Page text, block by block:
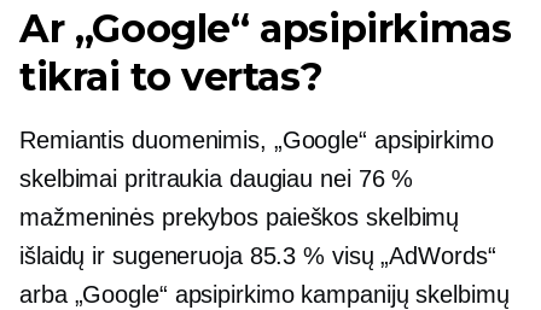
Ar „Google“ apsipirkimas
tikrai to vertas?
Remiantis duomenimis, „Google“ apsipirkimo
skelbimai pritraukia daugiau nei 76 %
mažmeninės prekybos paieškos skelbimų
išlaidų ir sugeneruoja 85.3 % visų „AdWords“
arba „Google“ apsipirkimo kampanijų skelbimų